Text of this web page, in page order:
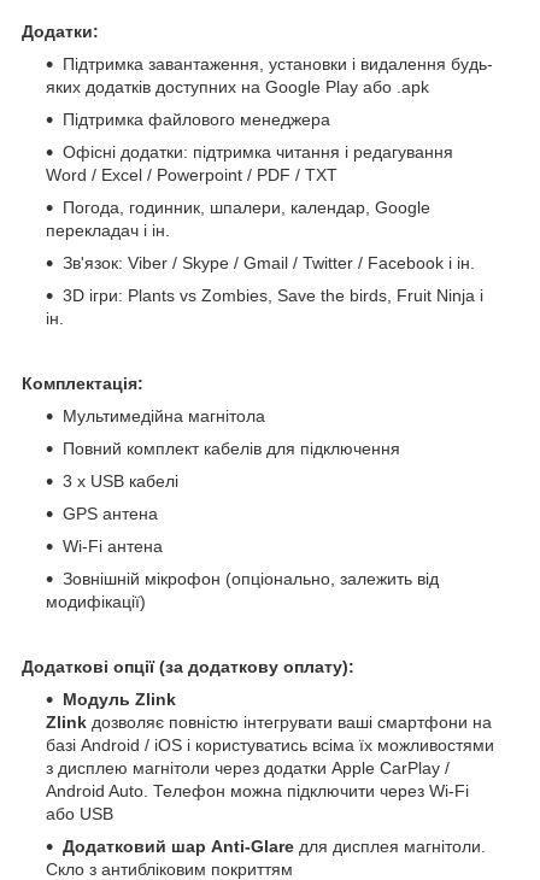
Додатки:
Підтримка завантаження, установки і видалення будь-
яких додатків доступних на Google Play або .apk
Підтримка файлового менеджера
Офісні додатки: підтримка читання і редагування
Word / Excel / Powerpoint / PDF / TXT
Погода, годинник, шпалери, календар, Google
перекладач і ін.
Зв'язок: Viber / Skype / Gmail / Twitter / Facebook і ін.
3D ігри: Plants vs Zombies, Save the birds, Fruit Ninja і
ін.
Комплектація:
Мультимедійна магнітола
Повний комплект кабелів для підключення
3 x USB кабелі
GPS антена
Wi-Fi антена
Зовнішній мікрофон (опціонально, залежить від
модифікації)
Додаткові опції (за додаткову оплату):
Модуль Zlink
Zlink дозволяє повністю інтегрувати ваші смартфони на
базі Android / iOS і користуватись всіма їх можливостями
з дисплею магнітоли через додатки Apple CarPlay /
Android Auto. Телефон можна підключити через Wi-Fi
або USB
Додатковий шар Anti-Glare для дисплея магнітоли.
Скло з антибліковим покриттям